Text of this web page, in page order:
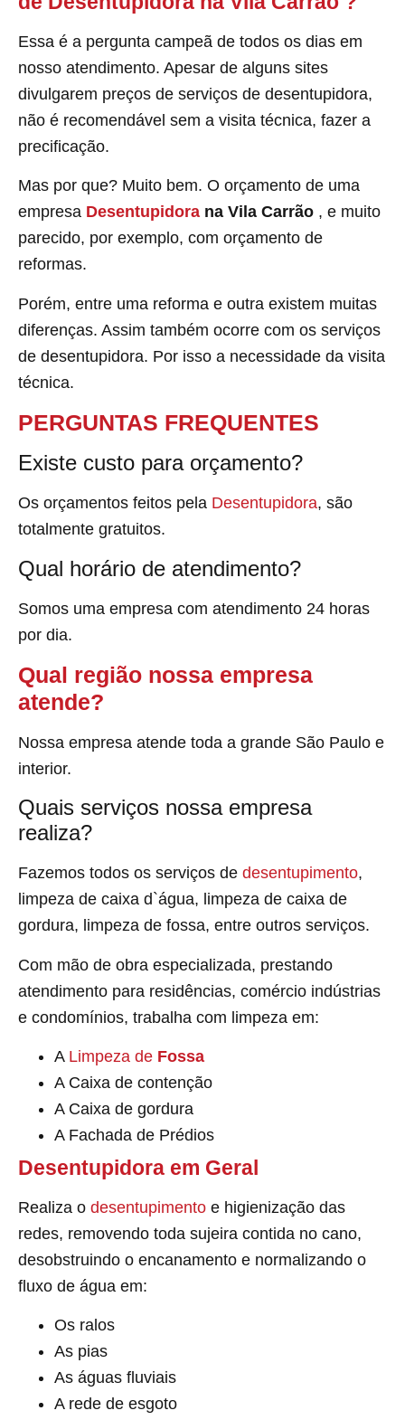
Essa é a pergunta campeã de todos os dias em
nosso atendimento. Apesar de alguns sites
divulgarem preços de serviços de desentupidora,
não é recomendável sem a visita técnica, fazer a
precificação.
Mas por que? Muito bem. O orçamento de uma
empresa Desentupidora na Vila Carrão , e muito
parecido, por exemplo, com orçamento de
reformas.
Porém, entre uma reforma e outra existem muitas
diferenças. Assim também ocorre com os serviços
de desentupidora. Por isso a necessidade da visita
técnica.
PERGUNTAS FREQUENTES
Existe custo para orçamento?
Os orçamentos feitos pela Desentupidora, são
totalmente gratuitos.
Qual horário de atendimento?
Somos uma empresa com atendimento 24 horas
por dia.
Qual região nossa empresa
atende?
Nossa empresa atende toda a grande São Paulo e
interior.
Quais serviços nossa empresa
realiza?
Fazemos todos os serviços de desentupimento,
limpeza de caixa d`água, limpeza de caixa de
gordura, limpeza de fossa, entre outros serviços.
Com mão de obra especializada, prestando
atendimento para residências, comércio indústrias
e condomínios, trabalha com limpeza em:
A Limpeza de Fossa
A Caixa de contenção
A Caixa de gordura
A Fachada de Prédios
Desentupidora em Geral
Realiza o desentupimento e higienização das
redes, removendo toda sujeira contida no cano,
desobstruindo o encanamento e normalizando o
fluxo de água em:
Os ralos
As pias
As águas fluviais
A rede de esgoto